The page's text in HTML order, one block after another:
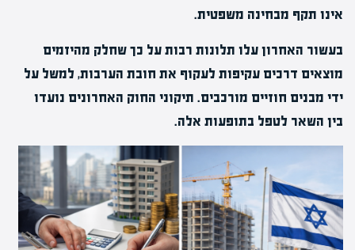
אינו תקף מבחינה משפטית.
בעשור האחרון עלו תלונות רבות על כך שחלק מהיזמים
מוצאים דרכים עקיפות לעקוף את חובת הערבות, למשל על
ידי מבנים חוזיים מורכבים. תיקוני החוק האחרונים נועדו
בין השאר לטפל בתופעות אלה.